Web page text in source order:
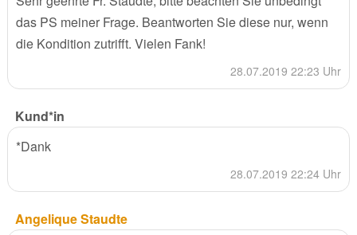
das PS meiner Frage. Beantworten Sie diese nur, wenn
die Kondition zutrifft. Vielen Fank!
28.07.2019 22:23 Uhr
Kund*in
*Dank
28.07.2019 22:24 Uhr
Angelique Staudte